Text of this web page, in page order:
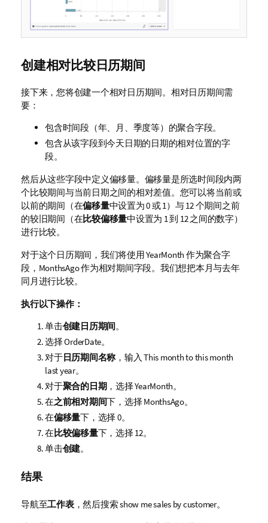
创建相对比较日历期间
接下来，您将创建一个相对日历期间。相对日历期间需
要：
包含时间段（年、月、季度等）的聚合字段。
包含从该字段到今天日期的日期的相对位置的字
段。
然后从这些字段中定义偏移量。偏移量是所选时间段内两
个比较期间与当前日期之间的相对差值。您可以将当前或
以前的期间（在偏移量中设置为 0 或 1）与 12 个期间之前
的较旧期间（在比较偏移量中设置为 1 到 12 之间的数字）
进行比较。
对于这个日历期间，我们将使用YearMonth 作为聚合字
段， MonthsAgo作为相对期间字段。我们想把本月与去年
同月进行比较。
执行以下操作：
单击创建日历期间。
选择OrderDate。
对于日历期间名称，输入 This month to this month
last year。
对于聚合的日期 ，选择YearMonth。
在之前相对期间下，选择 MonthsAgo。
在偏移量下，选择 0。
在 比较偏移量下，选择 12。
单击创建。
结果
导航至工作表，然后搜索show me sales by customer。